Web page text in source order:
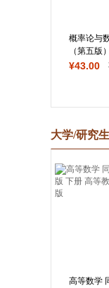
概率论与
（第五版
面）
¥43.00
大学/研究
高等数学